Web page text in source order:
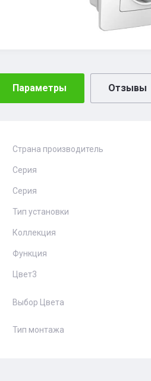
Параметры Отзывы
Страна производитель
Серия
Серия
Тип установки
Коллекция
Функция
Цвет3
Выбор Цвета
Тип монтажа